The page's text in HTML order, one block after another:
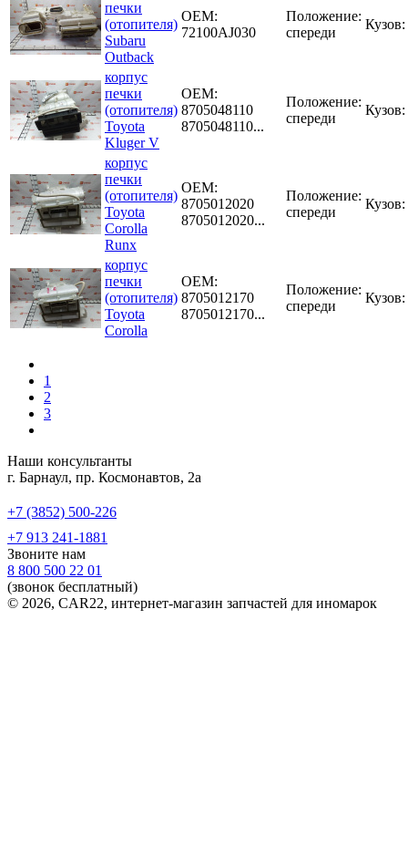
печки
(отопителя)
Subaru
Outback
OEM:
72100AJ030
Положение:
спереди
корпус
печки
(отопителя)
Toyota
Kluger V
OEM:
8705048110
8705048110...
Положение:
спереди
корпус
печки
(отопителя)
Toyota
Corolla
Runx
OEM:
8705012020
8705012020...
Положение:
спереди
корпус
печки
(отопителя)
Toyota
Corolla
OEM:
8705012170
8705012170...
Положение:
спереди
1
2
3
Наши консультанты
г. Барнаул, пр. Космонавтов, 2а
+7 (3852) 500-226
+7 913 241-1881
Звоните нам
8 800 500 22 01
(звонок бесплатный)
© 2026, CAR22, интернет-магазин запчастей для иномарок